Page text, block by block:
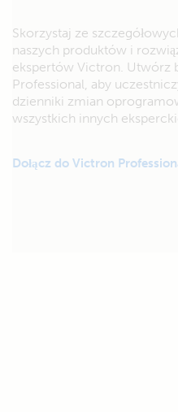
Skorzystaj ze
naszych produktów i
ekspertów Victron. Utwórz
Professional, aby
dzienniki zmian
wszystkich innych
Dołącz do Victron